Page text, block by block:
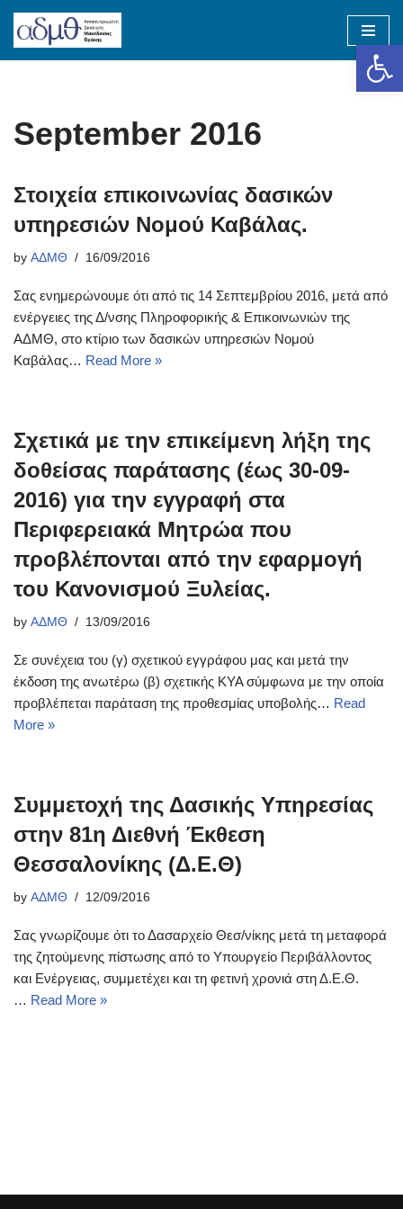
Skip
September 2016
Στοιχεία επικοινωνίας δασικών
υπηρεσιών Νομού Καβάλας.
by ΑΔΜΘ 16/09/2016
Σας ενημερώνουμε ότι από τις 14 Σεπτεμβρίου 2016, μετά από
ενέργειες της Δ/νσης Πληροφορικής & Επικοινωνιών της
ΑΔΜΘ, στο κτίριο των δασικών υπηρεσιών Νομού
Καβάλας… Read More »
Σχετικά με την επικείμενη λήξη της
δοθείσας παράτασης (έως 30-09-
2016) για την εγγραφή στα
Περιφερειακά Μητρώα που
προβλέπονται από την εφαρμογή
του Κανονισμού Ξυλείας.
by ΑΔΜΘ 13/09/2016
Σε συνέχεια του (γ) σχετικού εγγράφου μας και μετά την
έκδοση της ανωτέρω (β) σχετικής ΚΥΑ σύμφωνα με την οποία
προβλέπεται παράταση της προθεσμίας υποβολής… Read
More »
Συμμετοχή της Δασικής Υπηρεσίας
στην 81η Διεθνή Έκθεση
Θεσσαλονίκης (Δ.Ε.Θ)
by ΑΔΜΘ 12/09/2016
Σας γνωρίζουμε ότι το Δασαρχείο Θεσ/νίκης μετά τη μεταφορά
της ζητούμενης πίστωσης από το Υπουργείο Περιβάλλοντος
και Ενέργειας, συμμετέχει και τη φετινή χρονιά στη Δ.Ε.Θ.
… Read More »